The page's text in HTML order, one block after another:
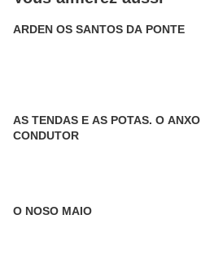
ARDEN OS SANTOS DA PONTE
AS TENDAS E AS POTAS. O ANXO
CONDUTOR
O NOSO MAIO